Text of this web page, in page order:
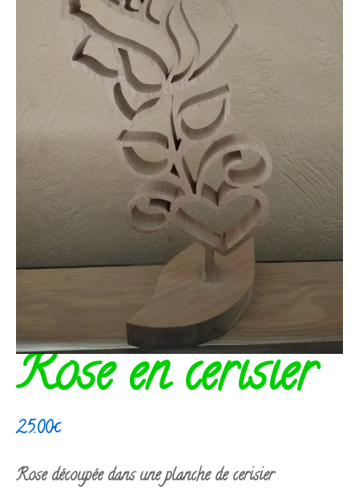
Rose en cerisier
25.00€
Rose découpée dans une planche de cerisier